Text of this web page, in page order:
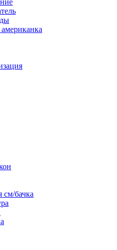
см/бачка